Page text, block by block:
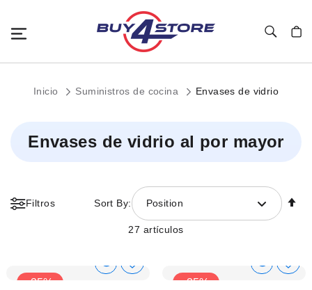
Inicio Suministros de cocina Envases de vidrio
Envases de vidrio al por mayor
27 artículos
Filtros Sort By: Position
-35%
ShowAñadir
-35%
Show